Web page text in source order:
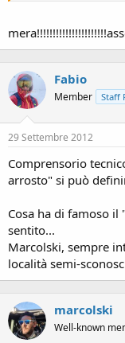
Fabio
Member Staff
29 Settembre 2012
Comprensorio
arrosto" si può
Cosa ha di famoso il
sentito...
Marcolski, sempre
località semi-
marcolski
Well-known